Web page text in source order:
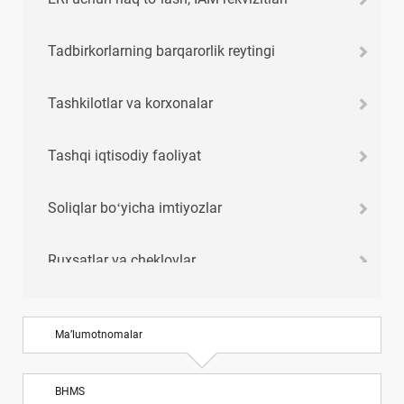
Tadbirkorlarning barqarorlik reytingi
Tashkilotlar va korхonalar
Tashqi iqtisodiy faoliyat
Soliqlar boʻyicha imtiyozlar
Ruхsatlar va cheklovlar
Xizmat safari хarajatlari normalari
Ma’lumotnomalar
BHMS